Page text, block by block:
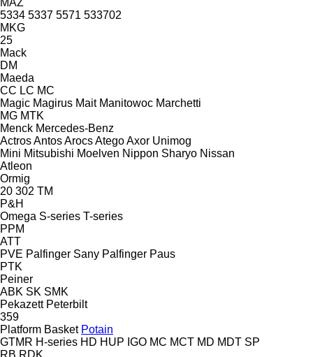
5334 5337 5571 533702
MKG
25
Mack
DM
Maeda
CC LC MC
Magic Magirus Mait Manitowoc Marchetti
MG MTK
Menck Mercedes-Benz
ActrosAntosArocsAtegoAxor Unimog
Mini Mitsubishi Moelven Nippon Sharyo Nissan
Atleon
Ormig
20 302 TM
P&H
Omega S-series T-series
PPM
ATT
PVE Palfinger Sany Palfinger Paus
PTK
Peiner
ABK SK SMK
Pekazett Peterbilt
359
Platform Basket Potain
GTMR H-series HD HUP IGO MC MCT MD MDT SP
RB RDK